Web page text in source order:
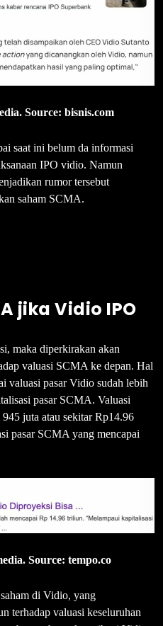
Source: bisnis.com
saat ini belum da informasi
IPO vidio. Namun
rumor tersebut
saham SCMA.
jika Vidio IPO
maka diperkirakan akan
valuasi SCMA ke depan. Hal
valuasi pasar Vidio sudah lebih
pasar SCMA. Valuasi
juta atau sekitar Rp14.96
pasar SCMA yang mencapai
Source: tempo.co
di Vidio, yang
terhadap valuasi keseluruhan